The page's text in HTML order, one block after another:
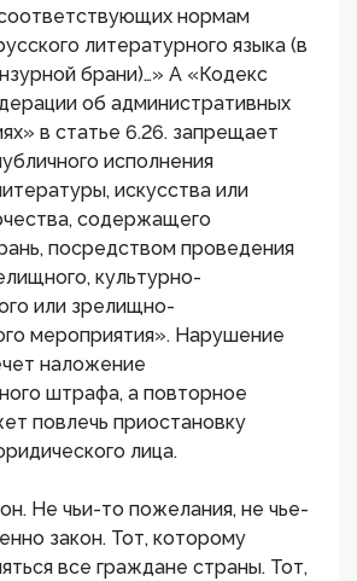
нормам
литературного языка (в
брани)…» А «Кодекс
об административных
в статье 6.26. запрещает
исполнения
искусства или
содержащего
посредством проведения
культурно-
или зрелищно-
мероприятия». Нарушение
наложение
штрафа, а повторное
повлечь приостановку
лица.
Не чьи-то пожелания, не чье-
закон. Тот, которому
все граждане страны. Тот,